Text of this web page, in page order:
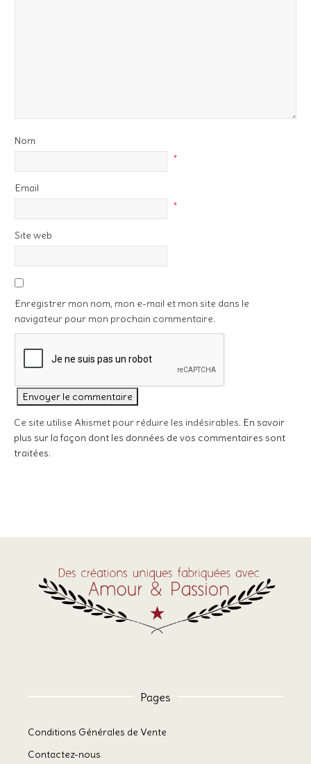
Nom
*
Email
*
Site web
Enregistrer mon nom, mon e-mail et mon site dans le
navigateur pour mon prochain commentaire.
Ce site utilise Akismet pour réduire les indésirables. En savoir
plus sur la façon dont les données de vos commentaires sont
traitées.
Pages
Conditions Générales de Vente
Contactez-nous